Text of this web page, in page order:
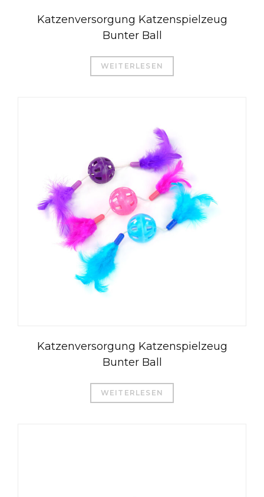
Katzenversorgung Katzenspielzeug
Bunter Ball
WEITERLESEN
Katzenversorgung Katzenspielzeug
Bunter Ball
WEITERLESEN